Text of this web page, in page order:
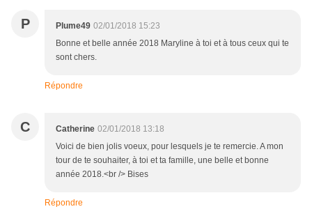
P Plume49 02/01/2018 15:23
Bonne et belle année 2018 Maryline à toi et à tous ceux qui te
sont chers.
Répondre
C Catherine 02/01/2018 13:18
Voici de bien jolis voeux, pour lesquels je te remercie. A mon
tour de te souhaiter, à toi et ta famille, une belle et bonne
année 2018.<br /> Bises
Répondre